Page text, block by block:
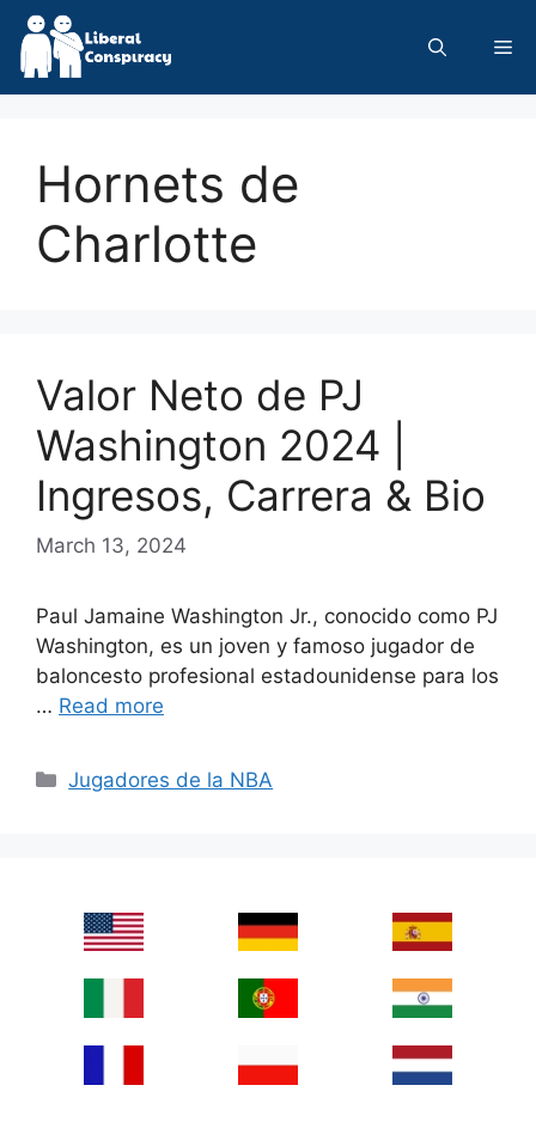
Skip
content
Hornets de
Charlotte
Valor Neto de PJ
Washington 2024 |
Ingresos, Carrera & Bio
March 13, 2024
Paul Jamaine Washington Jr., conocido como PJ
Washington, es un joven y famoso jugador de
baloncesto profesional estadounidense para los
… Read more
Categories
Jugadores de la NBA